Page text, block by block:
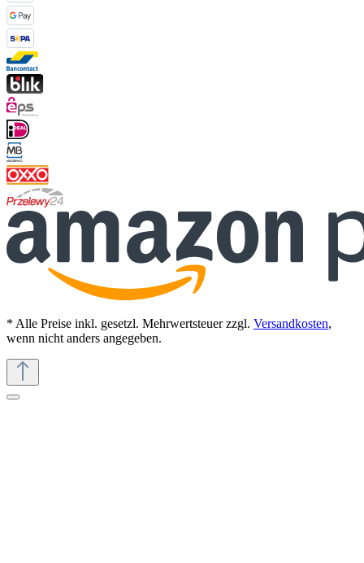
* Alle Preise inkl. gesetzl. Mehrwertsteuer zzgl. Versandkosten,
wenn nicht anders angegeben.